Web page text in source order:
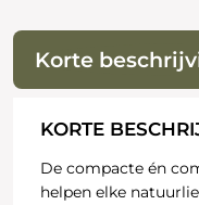
Korte
KORTE
De compacte én
helpen elke